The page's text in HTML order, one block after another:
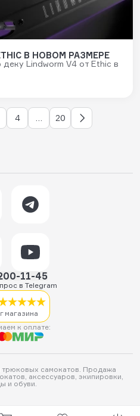
В НОВОМ РАЗМЕРЕ
Lindworm V4 от Ethic в
4 20
11-45
в Telegram
магазина
к оплате:
самокатов. Продажа
аксессуаров, экипировки,
и обуви.